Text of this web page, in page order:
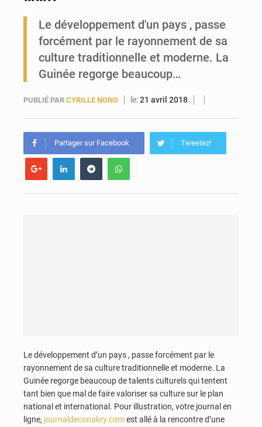
Guinée : l’Assemblée nationale valide d’importants financements pour les mines, l’énergie et les infrastructures
Le développement d'un pays , passe
forcément par le rayonnement de sa
culture traditionnelle et moderne. La
Guinée regorge beaucoup…
PUBLIÉ PAR CYRILLE NONO le:21 avril 2018
Partager sur Facebook Tweetez!
Le développement d’un pays , passe forcément par le
rayonnement de sa culture traditionnelle et moderne. La
Guinée regorge beaucoup de talents culturels qui tentent
tant bien que mal de faire valoriser sa culture sur le plan
national et international. Pour illustration, votre journal en
ligne, journaldeconakry.comest allé à la rencontre d’une